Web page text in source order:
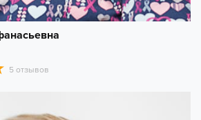
5 отзывов